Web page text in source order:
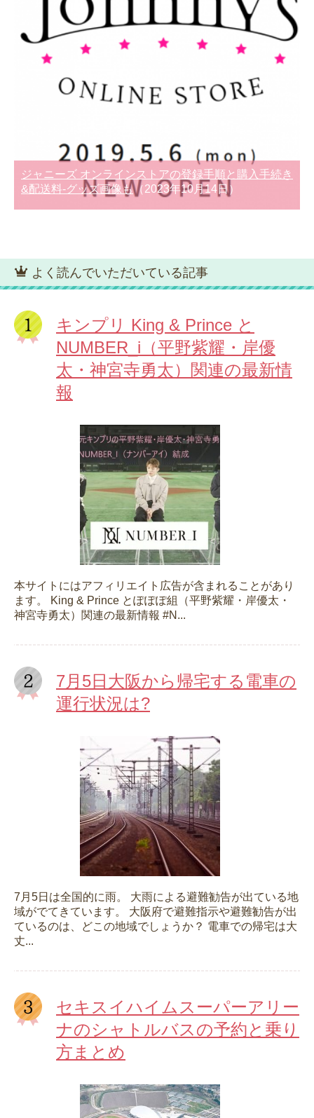
ジャニーズ オンラインストアの登録手順と購入手続き
&配送料-グッズ画像も（2023年10月14日）
よく読んでいただいている記事
キンプリ King & Prince と
NUMBER_i（平野紫耀・岸優
太・神宮寺勇太）関連の最新情
報
本サイトにはアフィリエイト広告が含まれることがあり
ます。 King & Prince とぽぽぽ組（平野紫耀・岸優太・
神宮寺勇太）関連の最新情報 #N...
7月5日大阪から帰宅する電車の
運行状況は?
7月5日は全国的に雨。 大雨による避難勧告が出ている地
域がでてきています。 大阪府で避難指示や避難勧告が出
ているのは、どこの地域でしょうか？ 電車での帰宅は大
丈...
セキスイハイムスーパーアリー
ナのシャトルバスの予約と乗り
方まとめ